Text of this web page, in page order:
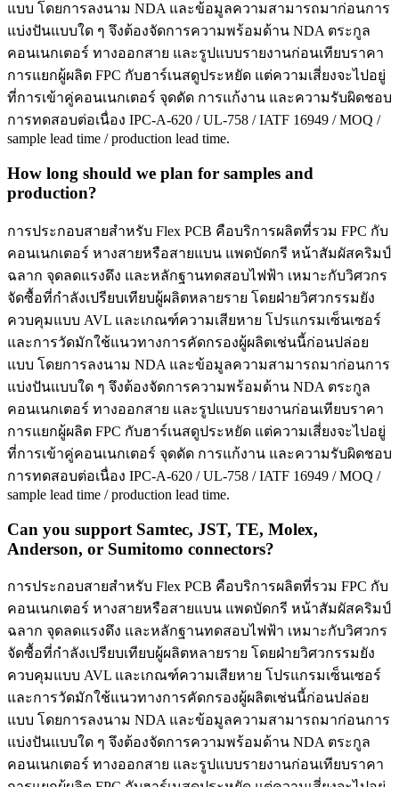
แบบ โดยการลงนาม NDA และข้อมูลความสามารถมาก่อนการ
แบ่งปันแบบใด ๆ จึงต้องจัดการความพร้อมด้าน NDA ตระกูล
คอนเนกเตอร์ ทางออกสาย และรูปแบบรายงานก่อนเทียบราคา
การแยกผู้ผลิต FPC กับฮาร์เนสดูประหยัด แต่ความเสี่ยงจะไปอยู่
ที่การเข้าคู่คอนเนกเตอร์ จุดดัด การแก้งาน และความรับผิดชอบ
การทดสอบต่อเนื่อง IPC-A-620 / UL-758 / IATF 16949 / MOQ /
sample lead time / production lead time.
How long should we plan for samples and
production?
การประกอบสายสำหรับ Flex PCB คือบริการผลิตที่รวม FPC กับ
คอนเนกเตอร์ หางสายหรือสายแบน แพดบัดกรี หน้าสัมผัสคริมป์
ฉลาก จุดลดแรงดึง และหลักฐานทดสอบไฟฟ้า เหมาะกับวิศวกร
จัดซื้อที่กำลังเปรียบเทียบผู้ผลิตหลายราย โดยฝ่ายวิศวกรรมยัง
ควบคุมแบบ AVL และเกณฑ์ความเสียหาย โปรแกรมเซ็นเซอร์
และการวัดมักใช้แนวทางการคัดกรองผู้ผลิตเช่นนี้ก่อนปล่อย
แบบ โดยการลงนาม NDA และข้อมูลความสามารถมาก่อนการ
แบ่งปันแบบใด ๆ จึงต้องจัดการความพร้อมด้าน NDA ตระกูล
คอนเนกเตอร์ ทางออกสาย และรูปแบบรายงานก่อนเทียบราคา
การแยกผู้ผลิต FPC กับฮาร์เนสดูประหยัด แต่ความเสี่ยงจะไปอยู่
ที่การเข้าคู่คอนเนกเตอร์ จุดดัด การแก้งาน และความรับผิดชอบ
การทดสอบต่อเนื่อง IPC-A-620 / UL-758 / IATF 16949 / MOQ /
sample lead time / production lead time.
Can you support Samtec, JST, TE, Molex,
Anderson, or Sumitomo connectors?
การประกอบสายสำหรับ Flex PCB คือบริการผลิตที่รวม FPC กับ
คอนเนกเตอร์ หางสายหรือสายแบน แพดบัดกรี หน้าสัมผัสคริมป์
ฉลาก จุดลดแรงดึง และหลักฐานทดสอบไฟฟ้า เหมาะกับวิศวกร
จัดซื้อที่กำลังเปรียบเทียบผู้ผลิตหลายราย โดยฝ่ายวิศวกรรมยัง
ควบคุมแบบ AVL และเกณฑ์ความเสียหาย โปรแกรมเซ็นเซอร์
และการวัดมักใช้แนวทางการคัดกรองผู้ผลิตเช่นนี้ก่อนปล่อย
แบบ โดยการลงนาม NDA และข้อมูลความสามารถมาก่อนการ
แบ่งปันแบบใด ๆ จึงต้องจัดการความพร้อมด้าน NDA ตระกูล
คอนเนกเตอร์ ทางออกสาย และรูปแบบรายงานก่อนเทียบราคา